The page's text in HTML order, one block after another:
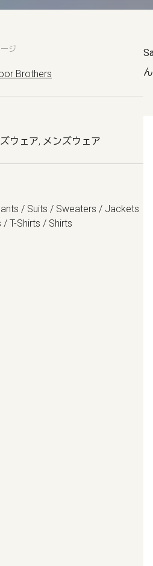
ん
ジ
Brothers
ウェア, メンズウェア
/ Suits / Sweaters / Jackets
/ T-Shirts / Shirts